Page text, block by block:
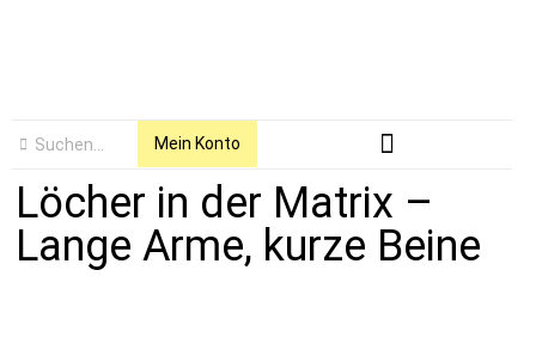
Mein Konto
Löcher in der Matrix –
Lange Arme, kurze Beine